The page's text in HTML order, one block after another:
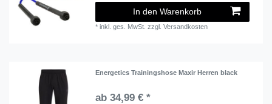
In den Warenkorb
*inkl. ges. MwSt. zzgl.Versandkosten
Energetics Trainingshose Maxir Herren black
ab 34,99 € *